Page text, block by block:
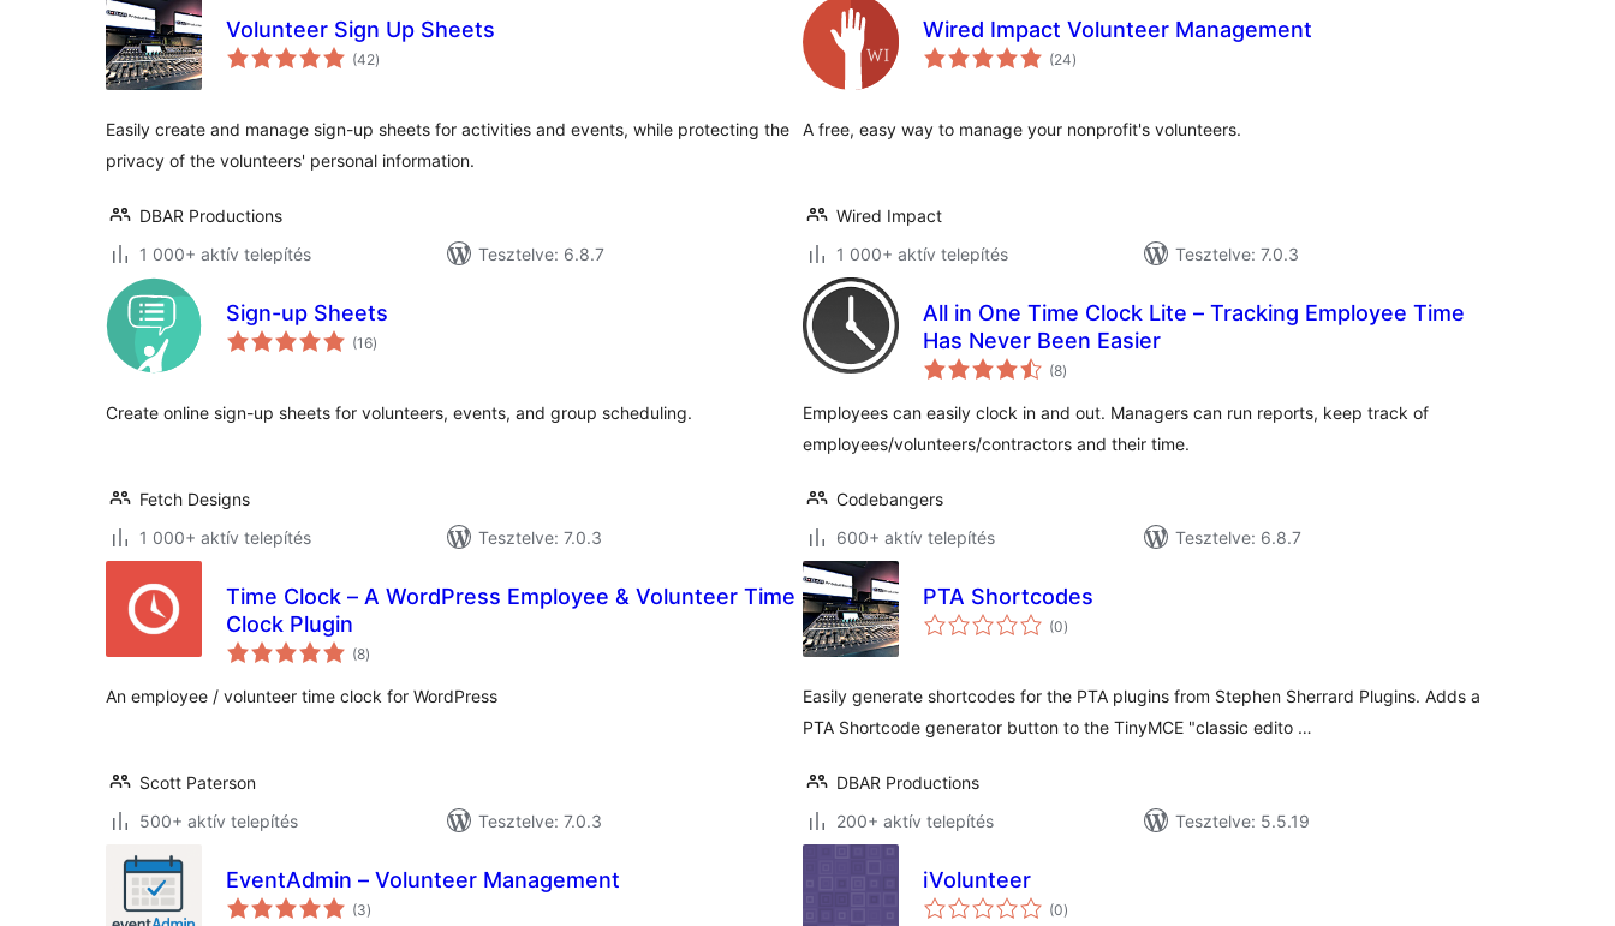
Volunteer Sign Up Sheets
(42értékelés
összesen
)
Easily create and manage sign-up sheets for activities and events, while protecting the
privacy of the volunteers' personal information.
DBAR Productions
1 000+ aktív telepítés
Tesztelve: 6.8.7
Wired Impact Volunteer Management
(24értékelés
összesen
)
A free, easy way to manage your nonprofit's volunteers.
Wired Impact
1 000+ aktív telepítés
Tesztelve: 7.0.3
Sign-up Sheets
(16értékelés
összesen
)
Create online sign-up sheets for volunteers, events, and group scheduling.
Fetch Designs
1 000+ aktív telepítés
Tesztelve: 7.0.3
All in One Time Clock Lite – Tracking Employee Time
Has Never Been Easier
(8értékelés
összesen
)
Employees can easily clock in and out. Managers can run reports, keep track of
employees/volunteers/contractors and their time.
Codebangers
600+ aktív telepítés
Tesztelve: 6.8.7
Time Clock – A WordPress Employee & Volunteer Time
Clock Plugin
(8értékelés
összesen
)
An employee / volunteer time clock for WordPress
Scott Paterson
500+ aktív telepítés
Tesztelve: 7.0.3
PTA Shortcodes
(0értékelés
összesen
)
Easily generate shortcodes for the PTA plugins from Stephen Sherrard Plugins. Adds a
PTA Shortcode generator button to the TinyMCE "classic edito …
DBAR Productions
200+ aktív telepítés
Tesztelve: 5.5.19
EventAdmin – Volunteer Management
(3értékelés
összesen
)
iVolunteer
(0értékelés
összesen
)